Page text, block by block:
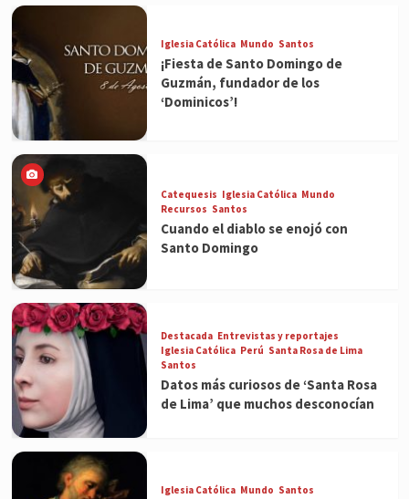
Iglesia Católica Mundo Santos
¡Fiesta de Santo Domingo de
Guzmán, fundador de los
‘Dominicos’!
Catequesis Iglesia Católica Mundo
Recursos Santos
Cuando el diablo se enojó con
Santo Domingo
Destacada Entrevistas y reportajes
Iglesia Católica Perú Santa Rosa de Lima
Santos
Datos más curiosos de ‘Santa Rosa
de Lima’ que muchos desconocían
Iglesia Católica Mundo Santos